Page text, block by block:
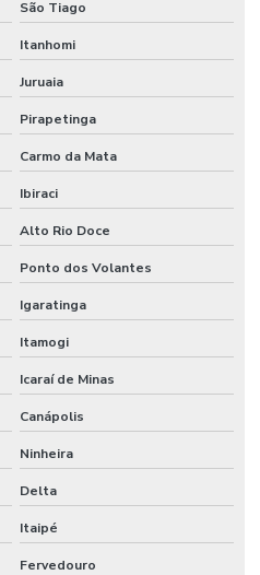
São Tiago
Itanhomi
Juruaia
Pirapetinga
Carmo da Mata
Ibiraci
Alto Rio Doce
Ponto dos Volantes
Igaratinga
Itamogi
Icaraí de Minas
Canápolis
Ninheira
Delta
Itaipé
Fervedouro